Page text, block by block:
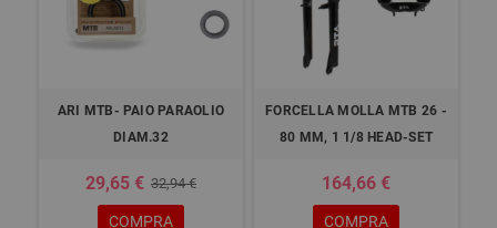
ARI MTB- PAIO PARAOLIO
DIAM.32
29,65 € 32,94 €
COMPRA
FORCELLA MOLLA MTB 26 -
80 MM, 1 1/8 HEAD-SET
164,66 €
COMPRA